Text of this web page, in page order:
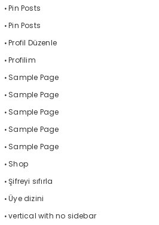
Pin Posts
Pin Posts
Profil Düzenle
Profilim
Sample Page
Sample Page
Sample Page
Sample Page
Sample Page
Shop
Şifreyi sıfırla
Üye dizini
vertical with no sidebar